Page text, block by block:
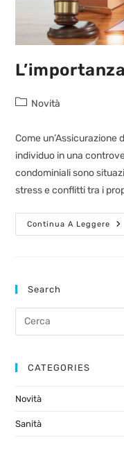
Novità
Come
individuo in una
condominiali sono
stress e conflitti tra i
Continua A Leggere
Search
CATEGORIES
Novità
Sanità